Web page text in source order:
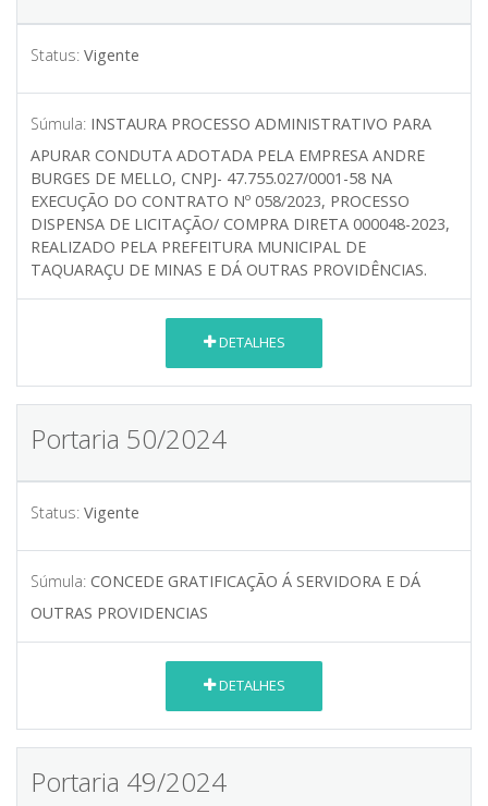
Status: Vigente
Súmula: INSTAURA PROCESSO ADMINISTRATIVO PARA
APURAR CONDUTA ADOTADA PELA EMPRESA ANDRE
BURGES DE MELLO, CNPJ- 47.755.027/0001-58 NA
EXECUÇÃO DO CONTRATO Nº 058/2023, PROCESSO
DISPENSA DE LICITAÇÃO/ COMPRA DIRETA 000048-2023,
REALIZADO PELA PREFEITURA MUNICIPAL DE
TAQUARAÇU DE MINAS E DÁ OUTRAS PROVIDÊNCIAS.
DETALHES
Portaria 50/2024
Status: Vigente
Súmula: CONCEDE GRATIFICAÇÃO Á SERVIDORA E DÁ
OUTRAS PROVIDENCIAS
DETALHES
Portaria 49/2024